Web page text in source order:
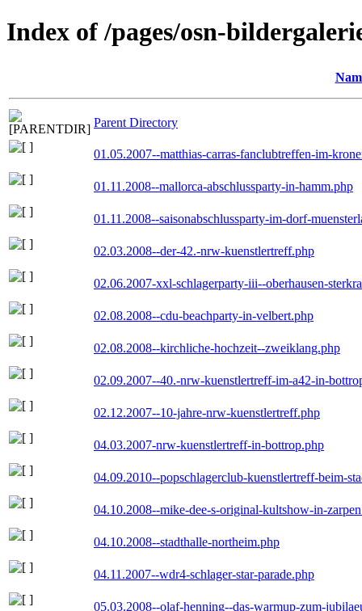
Index of /pages/osn-
Parent Directory
01.05.2007--matthias-carras-fanclubtreffen-im-
01.11.2008--mallorca-abschlussparty-in-hamm.php
01.11.2008--saisonabschlussparty-im-dorf-
02.03.2008--der-42.-nrw-kuenstlertreff.php
02.06.2007-xxl-schlagerparty-iii--oberhausen-
02.08.2008--cdu-beachparty-in-velbert.php
02.08.2008--kirchliche-hochzeit--zweiklang.php
02.09.2007--40.-nrw-kuenstlertreff-im-a42-in-
02.12.2007--10-jahre-nrw-kuenstlertreff.php
04.03.2007-nrw-kuenstlertreff-in-bottrop.php
04.09.2010--popschlagerclub-kuenstlertreff-beim-
04.10.2008--mike-dee-s-original-kultshow-in-
04.10.2008--stadthalle-northeim.php
04.11.2007--wdr4-schlager-star-parade.php
05.03.2008--olaf-henning--das-warmup-zum-